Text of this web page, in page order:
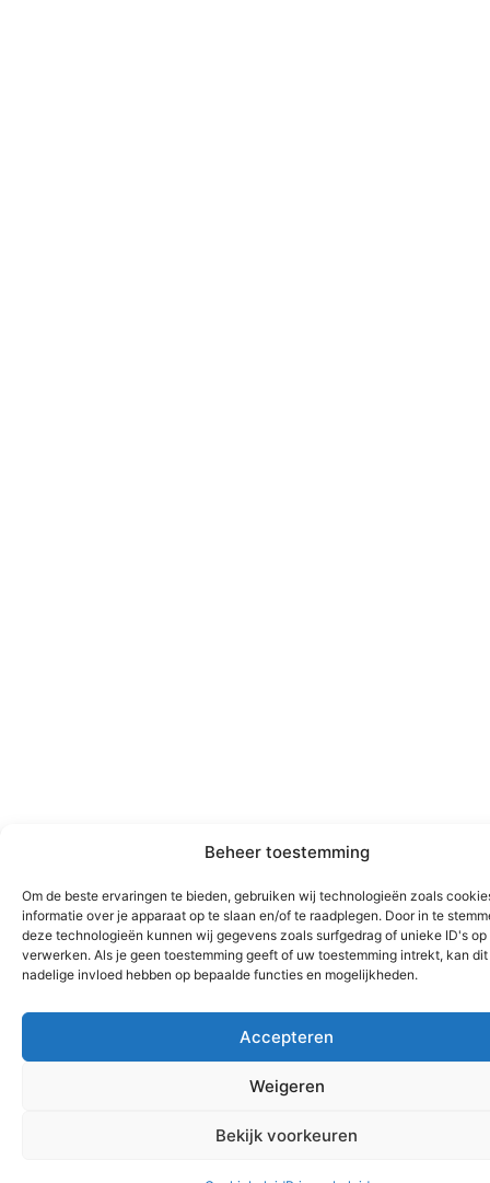
Beheer toestemming
Om de beste ervaringen te bieden, gebruiken wij technologieën zoals
informatie over je apparaat op te slaan en/of te raadplegen. Door in te
deze technologieën kunnen wij gegevens zoals surfgedrag of unieke ID's
verwerken. Als je geen toestemming geeft of uw toestemming intrekt, kan
nadelige invloed hebben op bepaalde functies en mogelijkheden.
Accepteren
Weigeren
Bekijk voorkeuren